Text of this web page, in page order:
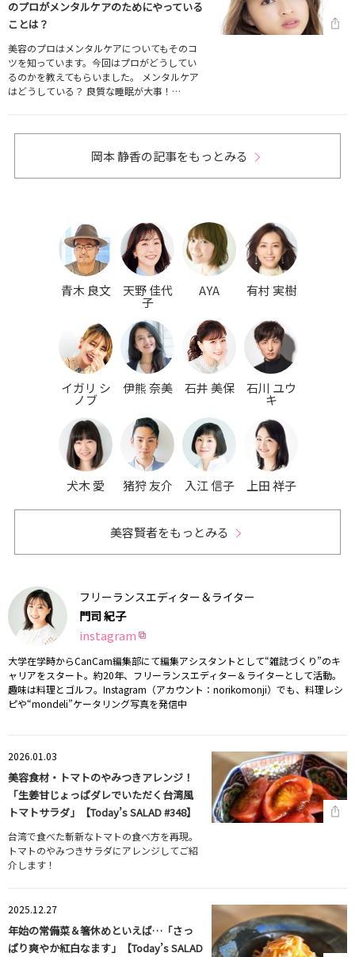
のプロがメンタルケアのためにやっている
ことは？
美容のプロはメンタルケアについてもそのコ
ツを知っています。今回はプロがどうしてい
るのかを教えてもらいました。 メンタルケア
はどうしている？ 良質な睡眠が大事！…
岡本 静香の記事をもっとみる
青木 良文 天野 佳代
子
AYA 有村 実樹
イガリ シ
ノブ
伊熊 奈美 石井 美保 石川 ユウ
キ
犬木 愛 猪狩 友介 入江 信子 上田 祥子
美容賢者をもっとみる
フリーランスエディター＆ライター
門司 紀子
instagram
大学在学時からCanCam編集部にて編集アシスタントとして“雑誌づくり”のキ
ャリアをスタート。約20年、フリーランスエディター＆ライターとして活動。
趣味は料理とゴルフ。Instagram（アカウント：norikomonji）でも、料理レシ
ピや“mondeli”ケータリング写真を発信中
2026.01.03
美容食材・トマトのやみつきアレンジ！
「生姜甘じょっぱダレでいただく台湾風
トマトサラダ」【Today’s SALAD #348】
台湾で食べた斬新なトマトの食べ方を再現。
トマトのやみつきサラダにアレンジしてご紹
介します！
2025.12.27
年始の常備菜＆箸休めといえば…「さっ
ぱり爽やか紅白なます」【Today’s SALAD